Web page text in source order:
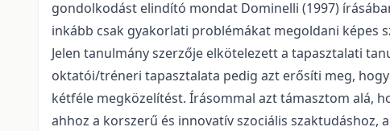
gondolkodást elindító mondat Dominelli (1997)
inkább csak gyakorlati problémákat megoldani képes
Jelen tanulmány szerzője elkötelezett a tapasztalati
oktatói/tréneri tapasztalata pedig azt erősíti meg,
kétféle megközelítést. Írásommal azt támasztom alá,
ahhoz a korszerű és innovatív szociális szaktudáshoz,